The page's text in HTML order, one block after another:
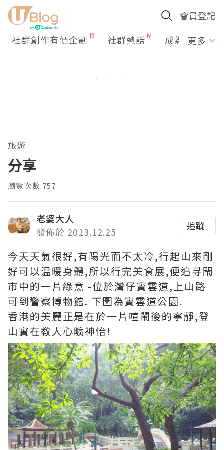
會員登記
社群創作有價企劃 社群熱話 成為U更多
旅遊
分享
瀏覽次數:757
老婆大人
發佈於 2013.12.25
追蹤
今天天氣很好,有陽光而不太冷,行起山來剛
好可以温暖身體,所以行完美食展,便追寻閙
市中的一片綠意 -位於灣仔寶雲道,上山路
可到警察博物館. 下圖為寶雲道公園.
香港的美麗正是在於一片喧鬧後的寧靜,登
山實在教人心曠神怡!